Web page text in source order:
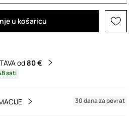
u košaricu
od80 €
sati
30 dana za povrat